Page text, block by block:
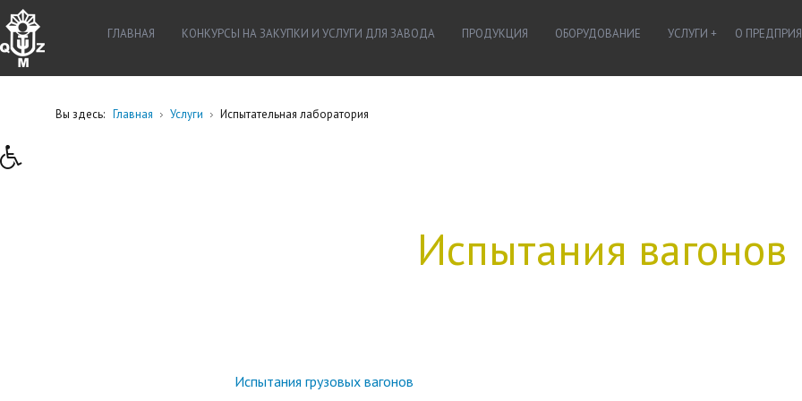
ГЛАВНАЯ КОНКУРСЫ НА ЗАКУПКИ И УСЛУГИ ДЛЯ ЗАВОДА ПРОДУКЦИЯ ОБОРУДОВАНИЕ УСЛУГИ О
Вы здесь: Главная Услуги Испытательная лаборатория
Испытания вагонов
Испытания грузовых вагонов